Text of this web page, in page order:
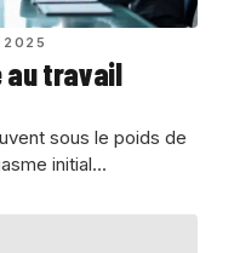
2025
au travail
sous le poids de
initial...